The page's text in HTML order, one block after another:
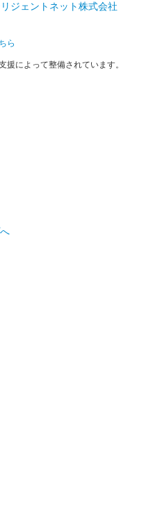
歴代六家紋（紫）
王の内藤昌秀の生誕五百年
王の内藤昌秀の生誕五百年
王の内藤昌秀の生誕五百年
王の内藤昌秀の生誕五百年
ら
によって整備されています。